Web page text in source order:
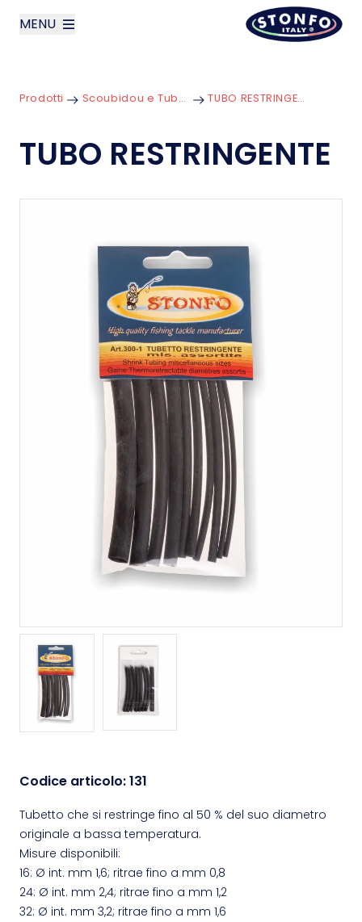
MENU
Prodotti
Prodotti Scoubidou e Tubetti TUBO RESTRINGENTE
TUBO RESTRINGENTE
Codice articolo:131
Tubetto che si restringe fino al 50 % del suo diametro
originale a bassa temperatura.
Misure disponibili:
16: Ø int. mm 1,6; ritrae fino a mm 0,8
24: Ø int. mm 2,4; ritrae fino a mm 1,2
32: Ø int. mm 3,2; ritrae fino a mm 1,6